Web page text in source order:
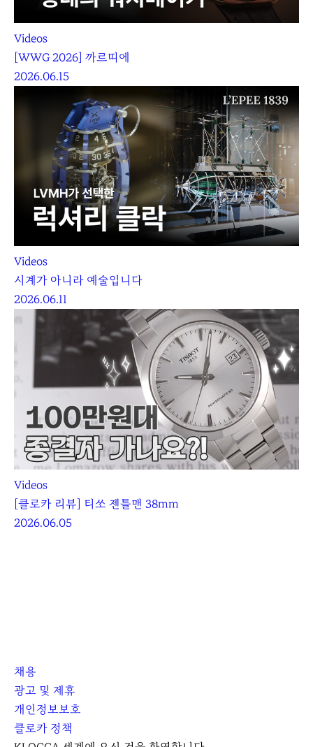
Videos
[WWG 2026] 까르띠에
2026.06.15
Videos
시계가 아니라 예술입니다
2026.06.11
Videos
[클로카 리뷰] 티쏘 젠틀맨 38mm
2026.06.05
채용
광고 및 제휴
개인정보보호
클로카 정책